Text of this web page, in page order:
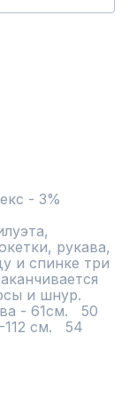
- 3%
рукава,
и спинке три
и шнур.
- 61см.   50
см.   54